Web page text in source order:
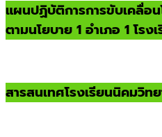
แผนปฏิบัติการการขับเคลื่อ
ตามนโยบาย 1 อำเภอ 1 โร
สารสนเทศโรงเรียนนิคมวิท